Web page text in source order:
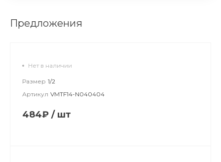
Предложения
Нет в наличии
Размер 1/2
Артикул VMTF14-N040404
484₽ / шт